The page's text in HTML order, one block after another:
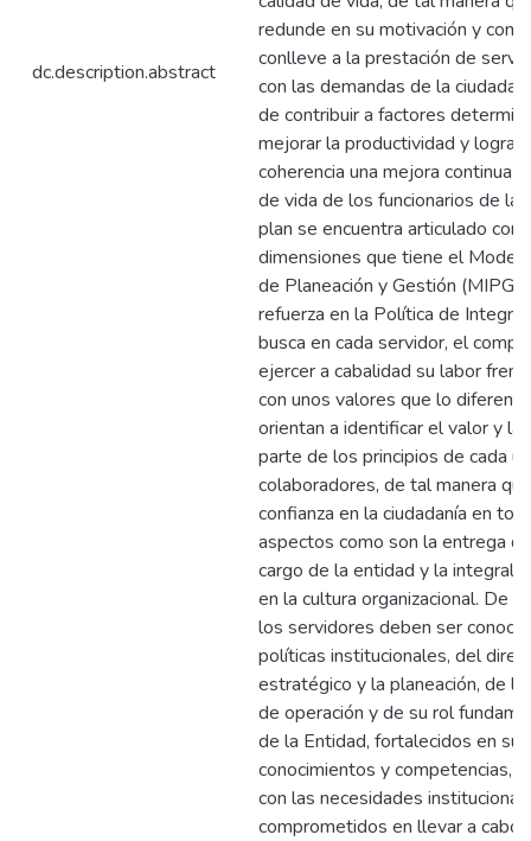
dc.description.abstract
redunde en su motivación y
conlleve a la prestación de
con las demandas de la
de contribuir a factores
mejorar la productividad y lograr
coherencia una mejora continua
de vida de los funcionarios de la
plan se encuentra articulado con
dimensiones que tiene el
de Planeación y Gestión (MIPG),
refuerza en la Política de
busca en cada servidor, el
ejercer a cabalidad su labor
con unos valores que lo
orientan a identificar el valor y la
parte de los principios de cada
colaboradores, de tal manera
confianza en la ciudadanía en
aspectos como son la entrega
cargo de la entidad y la
en la cultura organizacional. De
los servidores deben ser
políticas institucionales, del
estratégico y la planeación, de
de operación y de su rol
de la Entidad, fortalecidos en sus
conocimientos y competencias,
con las necesidades
comprometidos en llevar a cabo